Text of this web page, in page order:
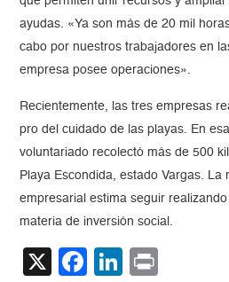
ayudas. «Ya son más de 20 mil
cabo por nuestros trabajadores en
empresa posee operaciones».
Recientemente, las tres empresas
pro del cuidado de las playas. En
voluntariado recolectó más de 500
Playa Escondida, estado Vargas. La
empresarial estima seguir
materia de inversión social.
X Facebook
LinkedIn